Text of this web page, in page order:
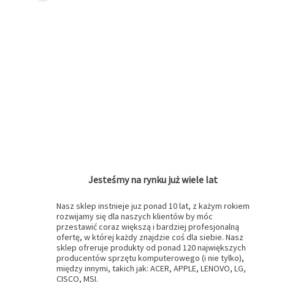
Jesteśmy na rynku już wiele lat
Nasz sklep instnieje juz ponad 10 lat, z każym rokiem
rozwijamy się dla naszych klientów by móc
przestawić coraz większą i bardziej profesjonalną
ofertę, w której każdy znajdzie coś dla siebie. Nasz
sklep ofreruje produkty od ponad 120 największych
producentów sprzętu komputerowego (i nie tylko),
między innymi, takich jak: ACER, APPLE, LENOVO, LG,
CISCO, MSI.